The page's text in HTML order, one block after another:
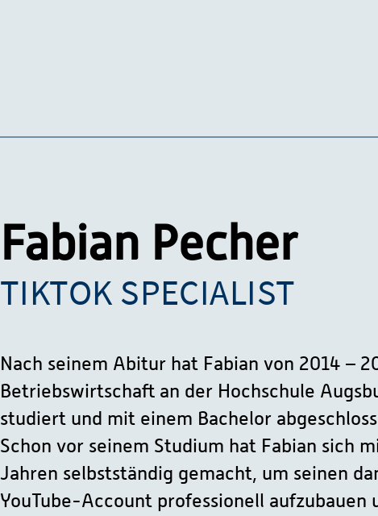
Fabian Pecher
TIKTOK SPECIALIST
Nach seinem Abitur hat Fabian von 2014 –
Betriebswirtschaft an der Hochschule
studiert und mit einem Bachelor
Schon vor seinem Studium hat Fabian sich
Jahren selbstständig gemacht, um seinen
YouTube-Account professionell aufzubauen